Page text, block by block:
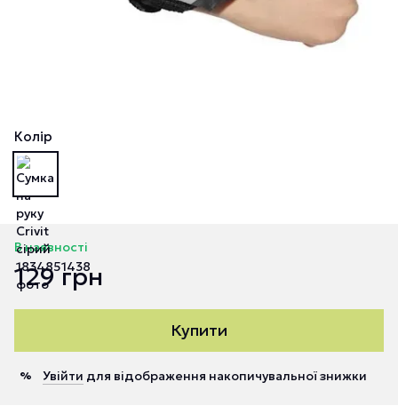
Колір
В наявності
129 грн
Купити
% Увійти для відображення накопичувальної знижки